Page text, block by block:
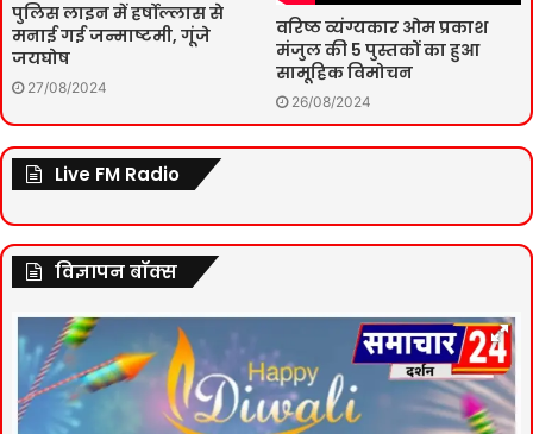
पुलिस लाइन में हर्षोल्लास से
मनाई गई जन्माष्टमी, गूंजे
जयघोष
27/08/2024
वरिष्ठ व्यंग्यकार ओम प्रकाश
मंजुल की 5 पुस्तकों का हुआ
सामूहिक विमोचन
26/08/2024
Live FM Radio
विज्ञापन बॉक्स